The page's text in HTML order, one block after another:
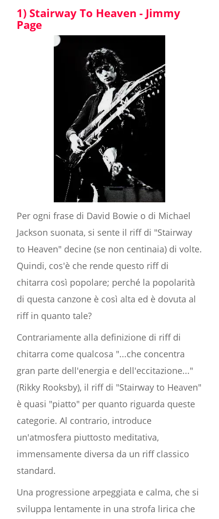
1) Stairway To Heaven - Jimmy
Page
Per ogni frase di David Bowie o di Michael
Jackson suonata, si sente il riff di "Stairway
to Heaven" decine (se non centinaia) di volte.
Quindi, cos'è che rende questo riff di
chitarra così popolare; perché la popolarità
di questa canzone è così alta ed è dovuta al
riff in quanto tale?
Contrariamente alla definizione di riff di
chitarra come qualcosa "...che concentra
gran parte dell'energia e dell'eccitazione..."
(Rikky Rooksby), il riff di "Stairway to Heaven"
è quasi "piatto" per quanto riguarda queste
categorie. Al contrario, introduce
un'atmosfera piuttosto meditativa,
immensamente diversa da un riff classico
standard.
Una progressione arpeggiata e calma, che si
sviluppa lentamente in una strofa lirica che